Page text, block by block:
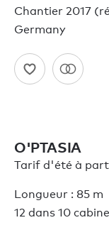
Chantier 2017
Germany
O'PTASIA
Tarif d'été à
Longueur : 85 m
12 dans 10